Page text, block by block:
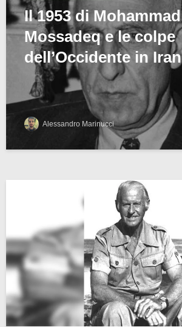
Il 1953 di Mohammad
Mossadeq e le colpe
dell’Occidente in Iran
Alessandro Marinucci